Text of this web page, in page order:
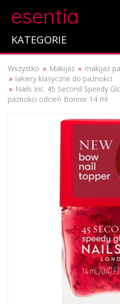
esentia
KATEGORIE
Wszystko Makijaż
makijaż
lakiery klasyczne do paznokci
Nails Inc. 45 Second Speedy
paznokci odcień Bonnie 14 ml